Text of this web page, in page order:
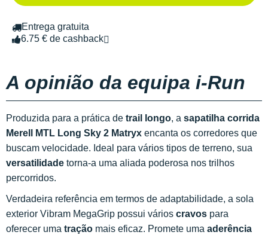
Entrega gratuita
6.75 € de cashback
A opinião da equipa i-Run
Produzida para a prática de trail longo, a sapatilha corrida
Merell MTL Long Sky 2 Matryx encanta os corredores que
buscam velocidade. Ideal para vários tipos de terreno, sua
versatilidade torna-a uma aliada poderosa nos trilhos
percorridos.
Verdadeira referência em termos de adaptabilidade, a sola
exterior Vibram MegaGrip possui vários cravos para
oferecer uma tração mais eficaz. Promete uma aderência